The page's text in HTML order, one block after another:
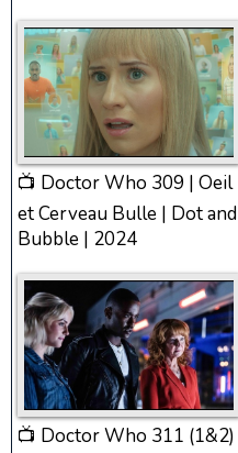
📺 Doctor Who 309 | Oeil
et Cerveau Bulle | Dot and
Bubble | 2024
📺 Doctor Who 311 (1&2)